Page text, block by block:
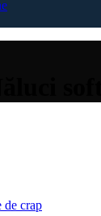
de crap